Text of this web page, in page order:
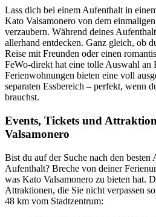
Lass dich bei einem Aufenthalt in
Kato Valsamonero von dem
verzaubern. Während deines
allerhand entdecken. Ganz gleich, ob
Reise mit Freunden oder einen
FeWo-direkt hat eine tolle Auswahl an
Ferienwohnungen bieten eine voll
separaten Essbereich – perfekt, wenn
brauchst.
Events, Tickets und
Valsamonero
Bist du auf der Suche nach den
Aufenthalt? Breche von deiner
was Kato Valsamonero zu bieten hat.
Attraktionen, die Sie nicht verpassen
48 km vom Stadtzentrum: